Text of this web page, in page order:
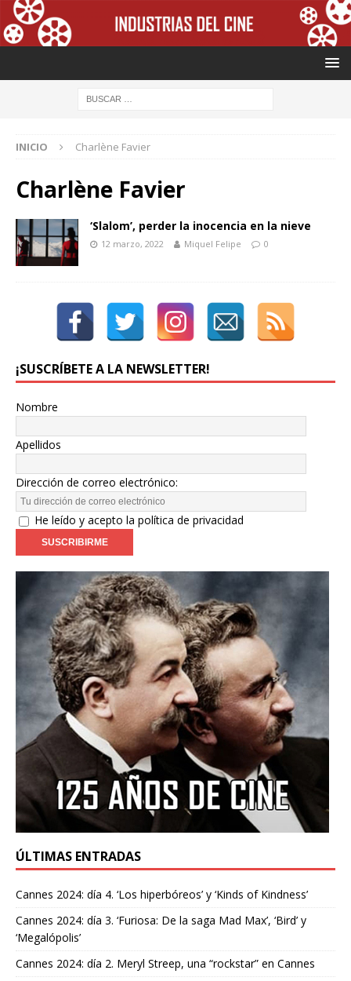
INICIO Charlène Favier
Charlène Favier
‘Slalom’, perder la inocencia en la nieve
12 marzo, 2022 Miquel Felipe 0
¡SUSCRÍBETE A LA NEWSLETTER!
Nombre
Apellidos
Dirección de correo electrónico:
He leído y acepto la política de privacidad
ÚLTIMAS ENTRADAS
Cannes 2024: día 4. ‘Los hiperbóreos’ y ‘Kinds of Kindness’
Cannes 2024: día 3. ‘Furiosa: De la saga Mad Max’, ‘Bird’ y
‘Megalópolis’
Cannes 2024: día 2. Meryl Streep, una “rockstar” en Cannes